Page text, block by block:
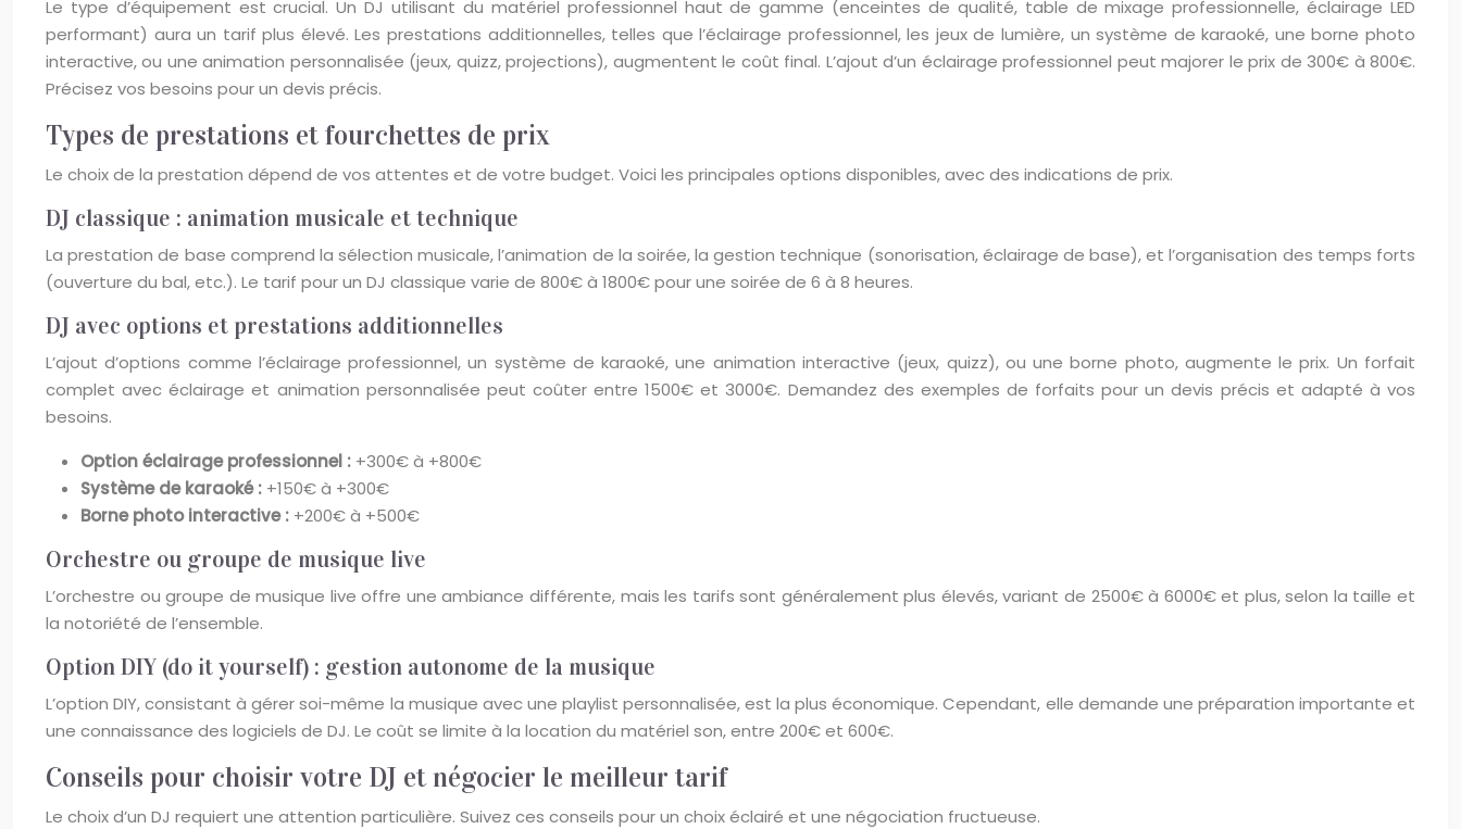
Le type d’équipement est crucial. Un DJ utilisant du matériel professionnel haut de gamme (enceintes de qualité, table de mixage professionnelle, éclairage LED
performant) aura un tarif plus élevé. Les prestations additionnelles, telles que l’éclairage professionnel, les jeux de lumière, un système de karaoké, une borne photo
interactive, ou une animation personnalisée (jeux, quizz, projections), augmentent le coût final. L’ajout d’un éclairage professionnel peut majorer le prix de 300€ à 800€.
Précisez vos besoins pour un devis précis.
Types de prestations et fourchettes de prix
Le choix de la prestation dépend de vos attentes et de votre budget. Voici les principales options disponibles, avec des indications de prix.
DJ classique : animation musicale et technique
La prestation de base comprend la sélection musicale, l’animation de la soirée, la gestion technique (sonorisation, éclairage de base), et l’organisation des temps forts
(ouverture du bal, etc.). Le tarif pour un DJ classique varie de 800€ à 1800€ pour une soirée de 6 à 8 heures.
DJ avec options et prestations additionnelles
L’ajout d’options comme l’éclairage professionnel, un système de karaoké, une animation interactive (jeux, quizz), ou une borne photo, augmente le prix. Un forfait
complet avec éclairage et animation personnalisée peut coûter entre 1500€ et 3000€. Demandez des exemples de forfaits pour un devis précis et adapté à vos
besoins.
Option éclairage professionnel : +300€ à +800€
Système de karaoké : +150€ à +300€
Borne photo interactive : +200€ à +500€
Orchestre ou groupe de musique live
L’orchestre ou groupe de musique live offre une ambiance différente, mais les tarifs sont généralement plus élevés, variant de 2500€ à 6000€ et plus, selon la taille et
la notoriété de l’ensemble.
Option DIY (do it yourself) : gestion autonome de la musique
L’option DIY, consistant à gérer soi-même la musique avec une playlist personnalisée, est la plus économique. Cependant, elle demande une préparation importante et
une connaissance des logiciels de DJ. Le coût se limite à la location du matériel son, entre 200€ et 600€.
Conseils pour choisir votre DJ et négocier le meilleur tarif
Le choix d’un DJ requiert une attention particulière. Suivez ces conseils pour un choix éclairé et une négociation fructueuse.